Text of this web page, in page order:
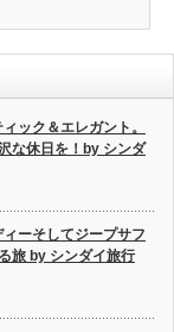
ック＆エレガント。
な休日を！by シンダ
ィーそしてジープサフ
旅 by シンダイ旅行